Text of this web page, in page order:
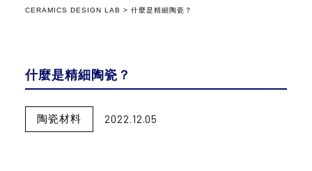
CERAMICS DESIGN LAB > 什麼是精細陶瓷？
什麼是精細陶瓷？
陶瓷材料 2022.12.05